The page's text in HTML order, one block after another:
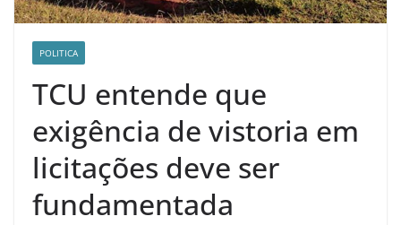
POLITICA
TCU entende que
exigência de vistoria em
licitações deve ser
fundamentada